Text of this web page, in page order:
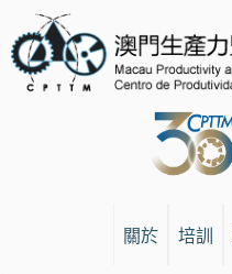
關於 培訓